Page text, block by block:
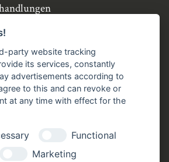
YouTubeTikTok
party website tracking
its services, constantly
advertisements according to
to this and can revoke or
at any time with effect for the
Functional
Marketing